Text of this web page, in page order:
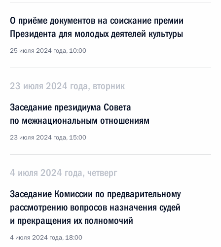
О приёме документов на соискание премии
Президента для молодых деятелей культуры
25 июля 2024 года, 10:00
23 июля 2024 года, вторник
Заседание президиума Совета
по межнациональным отношениям
23 июля 2024 года, 15:00
4 июля 2024 года, четверг
Заседание Комиссии по предварительному
рассмотрению вопросов назначения судей
и прекращения их полномочий
4 июля 2024 года, 18:00